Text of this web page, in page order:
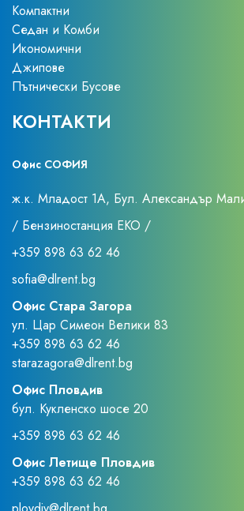
Компактни
Седан и Комби
Икономични
Джипове
Пътнически Бусове
КОНТАКТИ
Офис СОФИЯ
ж.к. Младост 1А, Бул. Александър
/ Бензиностанция ЕКО /
+359 898 63 62 46
sofia@dlrent.bg
Офис Стара Загора
ул. Цар Симеон Велики 83
+359 898 63 62 46
starazagora@dlrent.bg
Офис Пловдив
бул. Кукленско шосе 20
+359 898 63 62 46
Офис Летище Пловдив
+359 898 63 62 46